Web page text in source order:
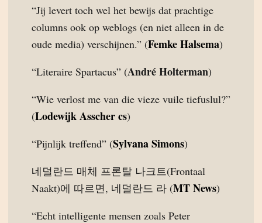
“Jij levert toch wel het bewijs dat prachtige
columns ook op weblogs (en niet alleen in de
oude media) verschijnen.” (Femke Halsema)
“Literaire Spartacus” (André Holterman)
“Wie verlost me van die vieze vuile tiefuslul?”
(Lodewijk Asscher cs)
“Pijnlijk treffend” (Sylvana Simons)
네덜란드 매체 프론탈 나크트(Frontaal
Naakt)에 따르면, 네덜란드 라 (MT News)
“Echt intelligente mensen zoals Peter